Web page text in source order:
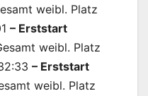
weibl. Platz
– Erststart
weibl. Platz
– Erststart
weibl. Platz